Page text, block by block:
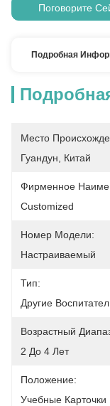
Поговорите
Подробная
Место
Гуандун, Китай
Фирменное
Customized
Номер Модели:
Настраиваемый
Тип:
Другие
Возрастный
2 До 4 Лет
Положение:
Учебные Карточки